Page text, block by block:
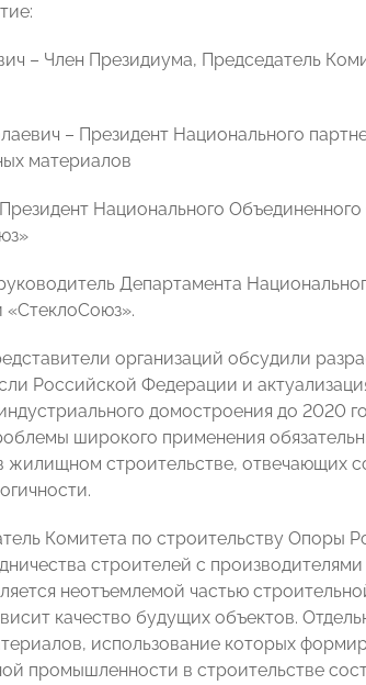
– Член Президиума, Председатель
– Президент Национального
материалов
Национального Объединенного
Департамента
организаций обсудили
Российской Федерации и
домостроения до 2020
широкого применения
жилищном строительстве, отвечающих
Комитета по строительству Опоры
строителей с
неотъемлемой частью
качество будущих объектов.
использование которых
промышленности в строительстве